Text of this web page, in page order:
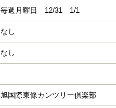
毎週月曜日 12/31 1/1
なし
なし
旭国際東條カンツリー倶楽部